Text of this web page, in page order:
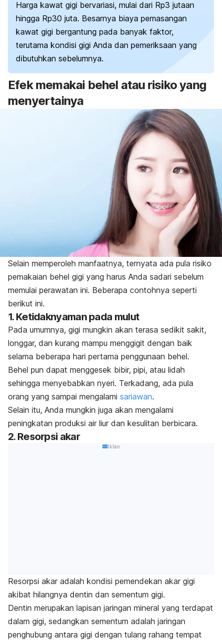
Harga kawat gigi bervariasi, mulai dari Rp3 jutaan
hingga Rp30 juta. Besarnya biaya pemasangan
kawat gigi bergantung pada banyak faktor,
terutama kondisi gigi Anda dan pemeriksaan yang
dibutuhkan sebelumnya.
Efek memakai behel atau risiko yang
menyertainya
Selain memperoleh manfaatnya, ternyata ada pula risiko
pemakaian behel gigi yang harus Anda sadari sebelum
memulai perawatan ini. Beberapa contohnya seperti
berikut ini.
1. Ketidaknyaman pada mulut
Pada umumnya, gigi mungkin akan terasa sedikit sakit,
longgar, dan kurang mampu menggigit dengan baik
selama beberapa hari pertama penggunaan behel.
Behel pun dapat menggesek bibir, pipi, atau lidah
sehingga menyebabkan nyeri. Terkadang, ada pula
orang yang sampai mengalami sariawan.
Selain itu, Anda mungkin juga akan mengalami
peningkatan produksi air liur dan kesulitan berbicara.
2. Resorpsi akar
Iklan
Resorpsi akar adalah kondisi pemendekan akar gigi
akibat hilangnya dentin dan sementum gigi.
Dentin merupakan lapisan jaringan mineral yang terdapat
dalam gigi, sedangkan sementum adalah jaringan
penghubung antara gigi dengan tulang rahang tempat